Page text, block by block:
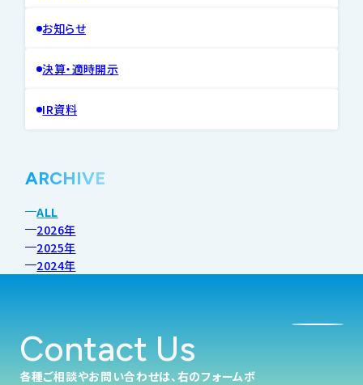
お知らせ
決算・適時開示
IR資料
ARCHIVE
ALL
2026年
2025年
2024年
Contact Us
各種ご相談やお問い合わせは、右のフォームボ